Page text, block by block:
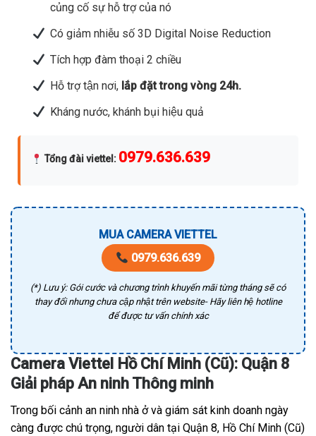
củng cố sự hỗ trợ của nó
Có giảm nhiễu số 3D Digital Noise Reduction
Tích hợp đàm thoại 2 chiều
Hỗ trợ tận nơi,lắp đặt trong vòng 24h.
Kháng nước, khánh bụi hiệu quả
Tổng đài viettel : 0979.636.639
MUA CAMERA VIETTEL
0979.636.639
(*) Lưu ý: Gói cước và chương trình khuyến mãi từng tháng sẽ có
thay đổi nhưng chưa cập nhật trên website- Hãy liên hệ hotline
để được tư vấn chính xác
Camera Viettel Hồ Chí Minh (Cũ): Quận 8
Giải pháp An ninh Thông minh
Trong bối cảnh an ninh nhà ở và giám sát kinh doanh ngày
càng được chú trọng, người dân tại Quận 8, Hồ Chí Minh (Cũ)